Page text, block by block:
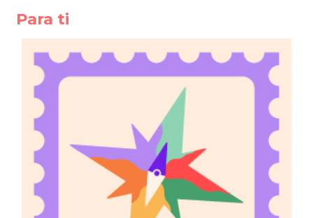
Para ti